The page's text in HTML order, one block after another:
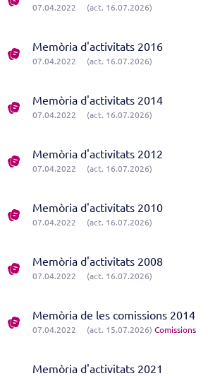
07.04.2022 (act. 16.07.2026)
Memòria d'activitats 2016
07.04.2022 (act. 16.07.2026)
Memòria d'activitats 2014
07.04.2022 (act. 16.07.2026)
Memòria d'activitats 2012
07.04.2022 (act. 16.07.2026)
Memòria d'activitats 2010
07.04.2022 (act. 16.07.2026)
Memòria d'activitats 2008
07.04.2022 (act. 16.07.2026)
Memòria de les comissions 2014
07.04.2022 (act. 15.07.2026) Comissions
Memòria d'activitats 2021